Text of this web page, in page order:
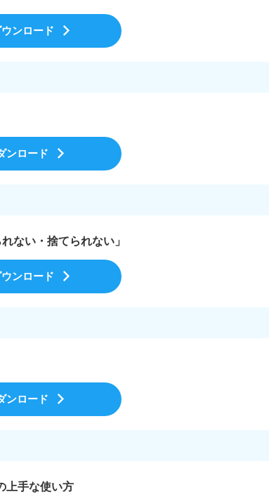
ンロード
ンロード
ない・捨てられない」
ンロード
ンロード
上手な使い方